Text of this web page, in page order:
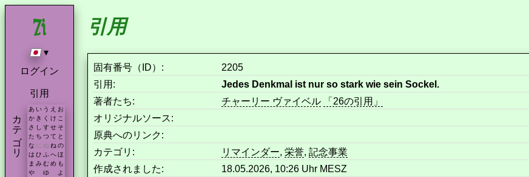
▾
ログイン
引用
カテゴリ あ い う え お
か き く け こ
さ し す せ そ
た ち つ て と
な に ぬ ね の
は ひ ふ へ ほ
ま み む め も
や
ゆ
よ
引用
固有番号（ID）:
2205
引用:
Jedes Denkmal ist nur so stark wie sein Sockel.
著者たち:
チャーリー ヴァイベル
「26の引用」
オリジナルソース:
原典へのリンク:
カテゴリ:
リマインダー, 栄誉, 記念事業
作成されました:
18.05.2026, 10:26 Uhr MESZ